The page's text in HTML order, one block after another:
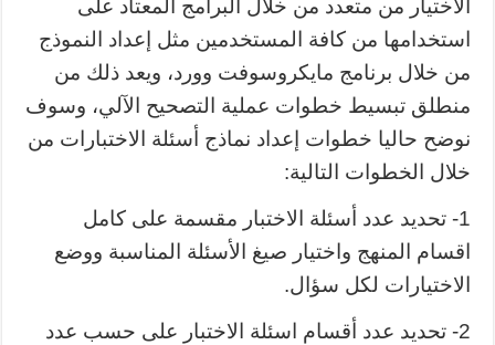
الاختيار من متعدد من خلال البرامج المعتاد على
استخدامها من كافة المستخدمين مثل إعداد النموذج
من خلال برنامج مايكروسوفت وورد، ويعد ذلك من
منطلق تبسيط خطوات عملية التصحيح الآلي، وسوف
نوضح حاليا خطوات إعداد نماذج أسئلة الاختبارات من
خلال الخطوات التالية:
1- تحديد عدد أسئلة الاختبار مقسمة على كامل
اقسام المنهج واختيار صيغ الأسئلة المناسبة ووضع
الاختيارات لكل سؤال.
2- تحديد عدد أقسام اسئلة الاختبار على حسب عدد